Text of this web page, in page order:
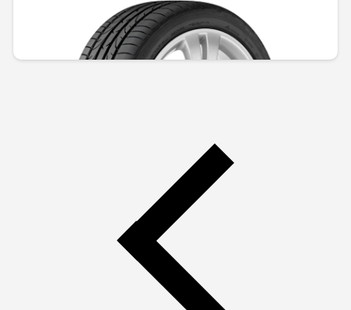
Не е налично онлайн
447,72 € / 875,66 лв.